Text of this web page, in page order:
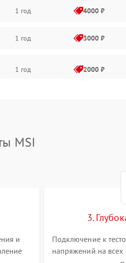
1 год 4000 ₽
1 год 3000 ₽
1 год 2000 ₽
MSI
и
3.
Подключение к
напряжений на